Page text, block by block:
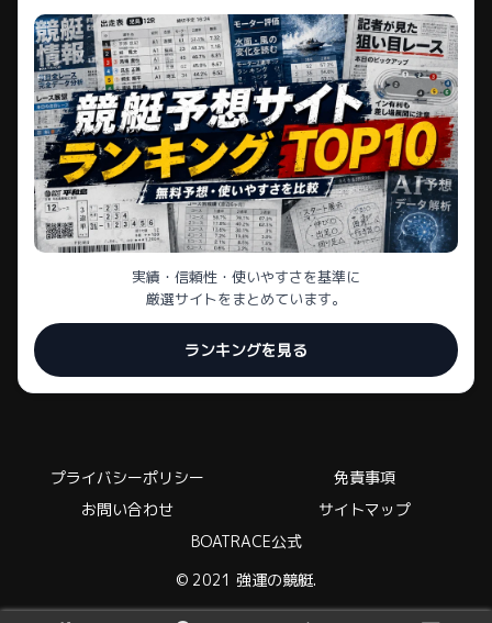
実績・信頼性・使いやすさを基準に
厳選サイトをまとめています。
ランキングを見る
プライバシーポリシー
免責事項
お問い合わせ
サイトマップ
BOATRACE公式
© 2021 強運の競艇.